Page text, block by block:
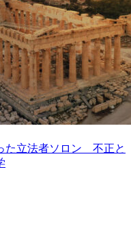
た立法者ソロン 不正と